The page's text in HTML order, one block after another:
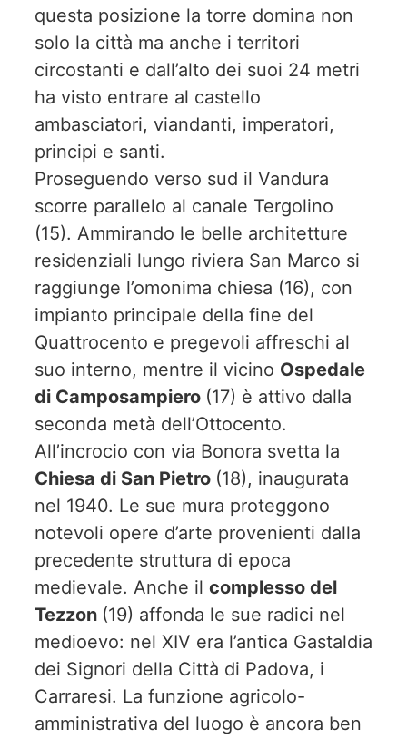
questa posizione la torre domina non
solo la città ma anche i territori
circostanti e dall’alto dei suoi 24 metri
ha visto entrare al castello
ambasciatori, viandanti, imperatori,
principi e santi.
Proseguendo verso sud il Vandura
scorre parallelo al canale Tergolino
(15). Ammirando le belle architetture
residenziali lungo riviera San Marco si
raggiunge l’omonima chiesa (16), con
impianto principale della fine del
Quattrocento e pregevoli affreschi al
suo interno, mentre il vicino Ospedale
di Camposampiero (17) è attivo dalla
seconda metà dell’Ottocento.
All’incrocio con via Bonora svetta la
Chiesa di San Pietro (18), inaugurata
nel 1940. Le sue mura proteggono
notevoli opere d’arte provenienti dalla
precedente struttura di epoca
medievale. Anche il complesso del
Tezzon (19) affonda le sue radici nel
medioevo: nel XIV era l’antica Gastaldia
dei Signori della Città di Padova, i
Carraresi. La funzione agricolo-
amministrativa del luogo è ancora ben